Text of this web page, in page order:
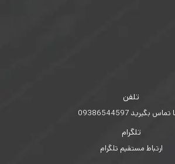
تلفن
بگیرید 09386544597
تلگرام
ارتباط مستقیم تلگرام